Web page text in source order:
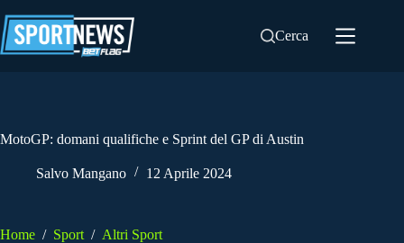
al
contenuto
Cerca
MotoGP: domani qualifiche e Sprint del GP di Austin
Salvo Mangano 12 Aprile 2024
Home / Sport / Altri Sport